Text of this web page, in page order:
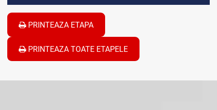
PRINTEAZA ETAPA
PRINTEAZA TOATE ETAPELE